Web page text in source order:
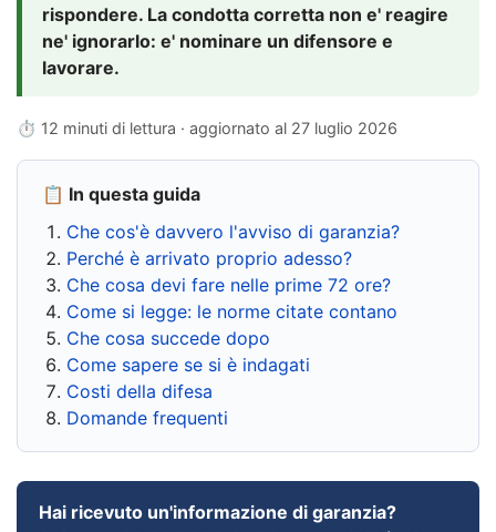
rispondere. La condotta corretta non e' reagire
ne' ignorarlo: e' nominare un difensore e
lavorare.
⏱ 12 minuti di lettura · aggiornato al 27 luglio 2026
📋 In questa guida
Che cos'è davvero l'avviso di garanzia?
Perché è arrivato proprio adesso?
Che cosa devi fare nelle prime 72 ore?
Come si legge: le norme citate contano
Che cosa succede dopo
Come sapere se si è indagati
Costi della difesa
Domande frequenti
Hai ricevuto un'informazione di garanzia?